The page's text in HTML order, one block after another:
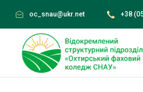
content
oc_snau@ukr.net +38